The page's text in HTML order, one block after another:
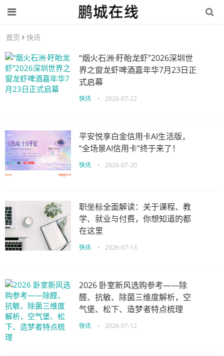
首页 快讯
“烟火石洲·盱眙龙虾”2026深圳世
界之窗龙虾啤酒嘉年华7月23日正
式启幕
快讯 • 2026-07-22
平安悦享白金信用卡AI生活版，
“全场景AI信用卡”终于来了！
快讯 • 2026-07-20
职坐标全面解读：关于课程、教
学、就业与付费，你想知道的都
在这里
快讯 • 2026-07-13
2026 卧室新风选购参考——除
醛、抗敏、除菌三维度解析，空
气堡、松下、造梦者特点梳理
快讯 • 2026-07-12